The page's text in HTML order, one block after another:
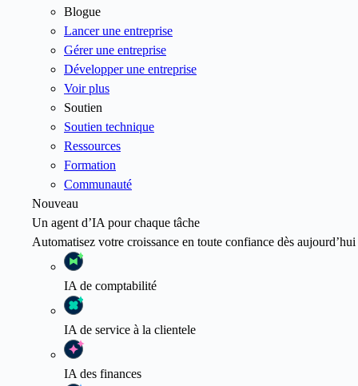
Blogue
Lancer une entreprise
Gérer une entreprise
Développer une entreprise
Voir plus
Soutien
Soutien technique
Ressources
Formation
Communauté
Nouveau
Un agent d’IA pour chaque tâche
Automatisez votre croissance en toute confiance dès aujourd’hui
IA de comptabilité
IA de service à la clientele
IA des finances